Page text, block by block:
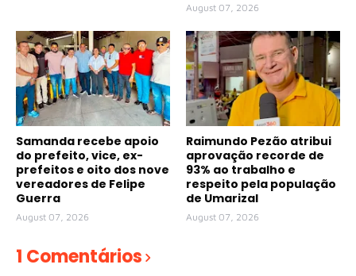
August 07, 2026
Samanda recebe apoio
do prefeito, vice, ex-
prefeitos e oito dos nove
vereadores de Felipe
Guerra
August 07, 2026
Raimundo Pezão atribui
aprovação recorde de
93% ao trabalho e
respeito pela população
de Umarizal
August 07, 2026
1 Comentários